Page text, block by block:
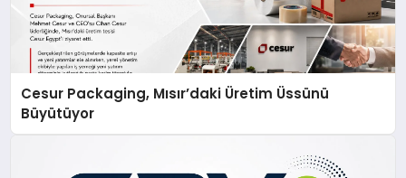
Cesur Packaging, Mısır’daki Üretim Üssünü
Büyütüyor